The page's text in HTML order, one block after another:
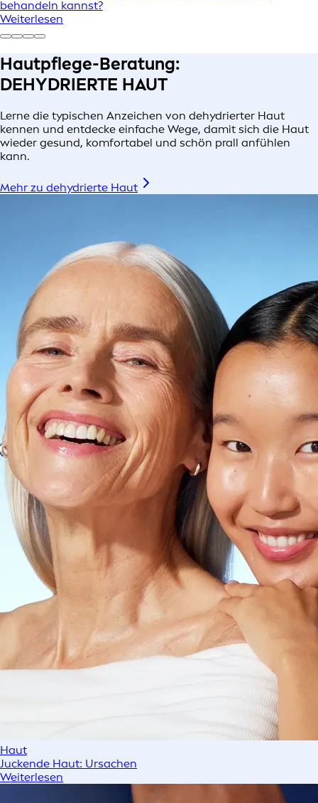
behandeln kannst?
Weiterlesen
Hautpflege-Beratung:
DEHYDRIERTE HAUT
Lerne die typischen Anzeichen von dehydrierter Haut
kennen und entdecke einfache Wege, damit sich die Haut
wieder gesund, komfortabel und schön prall anfühlen
kann.
Mehr zu dehydrierte Haut
Haut
Juckende Haut: Ursachen
Weiterlesen